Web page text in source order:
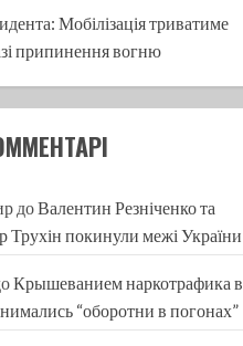
Мобілізація триватиме
припинення вогню
доВалентин Резніченко та
Трухін покинули межі України
Крышеванием наркотрафика в
“оборотни в погонах”